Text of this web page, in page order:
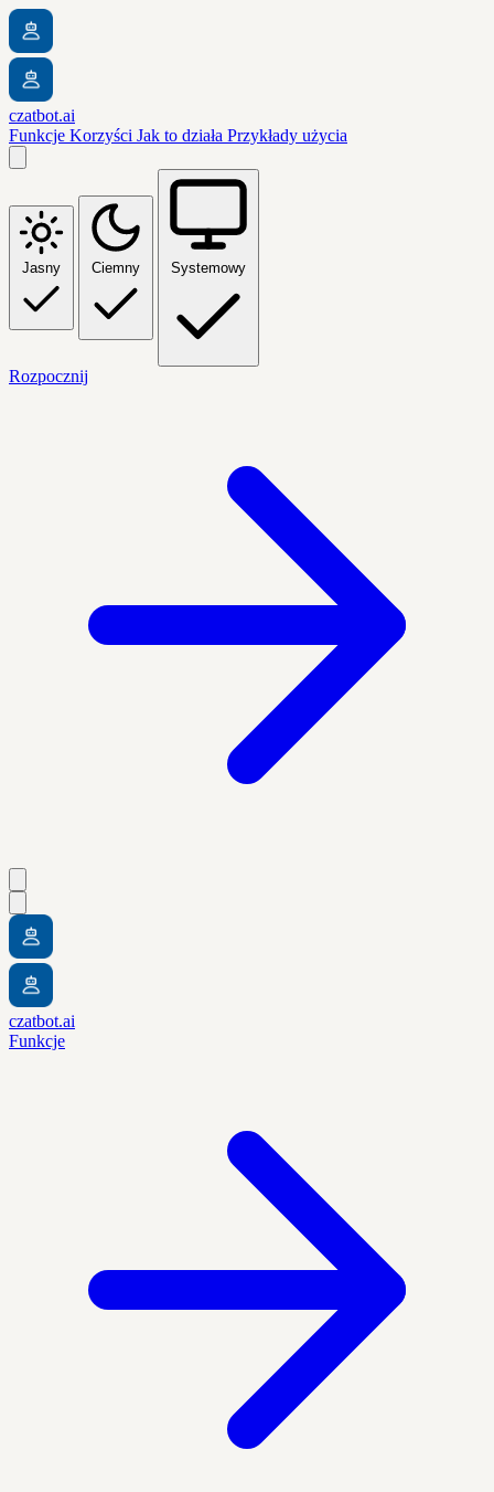
czatbot.ai
Funkcje Korzyści Jak to działa Przykłady użycia
Jasny Ciemny Systemowy
Rozpocznij
czatbot.ai
Funkcje